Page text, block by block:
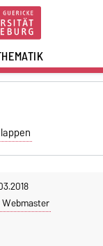
Webmaster